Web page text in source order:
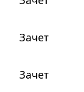
Зачет
Зачет